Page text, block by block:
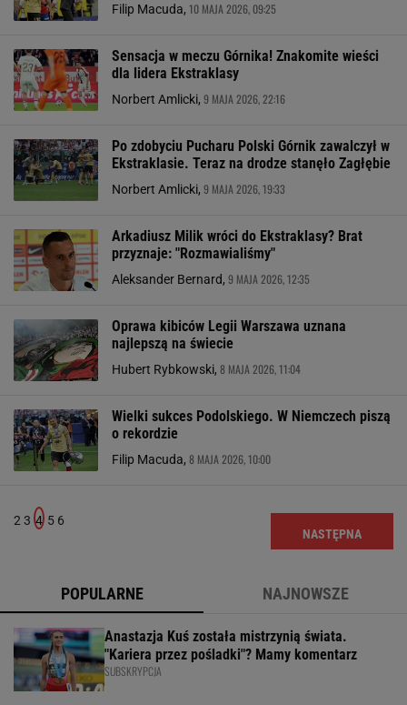
Filip Macuda, 10 MAJA 2026, 09:25
Sensacja w meczu Górnika! Znakomite wieści
dla lidera Ekstraklasy
Norbert Amlicki, 9 MAJA 2026, 22:16
Po zdobyciu Pucharu Polski Górnik zawalczył w
Ekstraklasie. Teraz na drodze stanęło Zagłębie
Norbert Amlicki, 9 MAJA 2026, 19:33
Arkadiusz Milik wróci do Ekstraklasy? Brat
przyznaje: "Rozmawialiśmy"
Aleksander Bernard, 9 MAJA 2026, 12:35
Oprawa kibiców Legii Warszawa uznana
najlepszą na świecie
Hubert Rybkowski, 8 MAJA 2026, 11:04
Wielki sukces Podolskiego. W Niemczech piszą
o rekordzie
Filip Macuda, 8 MAJA 2026, 10:00
2 3 4 5 6
NASTĘPNA
POPULARNE NAJNOWSZE
Anastazja Kuś została mistrzynią świata.
"Kariera przez pośladki"? Mamy komentarz
SUBSKRYPCJA